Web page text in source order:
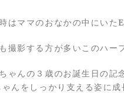
はママのおなかの中にいた
撮影する方が多いこのハー
ゃんの３歳のお誕生日の記
んをしっかり支える姿に